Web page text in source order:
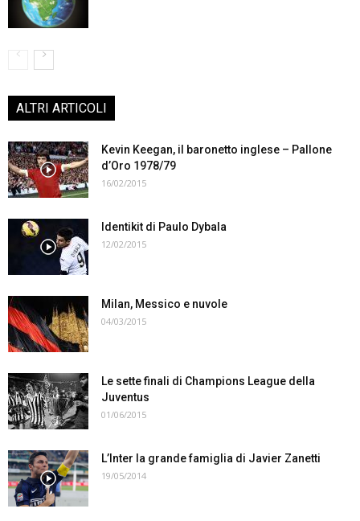
ALTRI ARTICOLI
Kevin Keegan, il baronetto inglese – Pallone
d’Oro 1978/79
16/02/2015
Identikit di Paulo Dybala
12/02/2015
Milan, Messico e nuvole
04/03/2015
Le sette finali di Champions League della
Juventus
01/06/2015
L’Inter la grande famiglia di Javier Zanetti
19/05/2014